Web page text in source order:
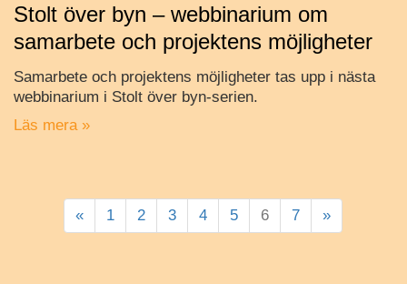
Stolt över byn – webbinarium om
samarbete och projektens möjligheter
Samarbete och projektens möjligheter tas upp i nästa
webbinarium i Stolt över byn-serien.
Läs mera »
« 1 2 3 4 5 6 7 »